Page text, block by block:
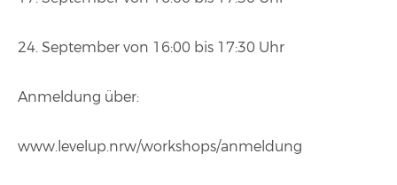
24. September von 16:00 bis 17:30 Uhr
Anmeldung über:
www.levelup.nrw/workshops/anmeldung